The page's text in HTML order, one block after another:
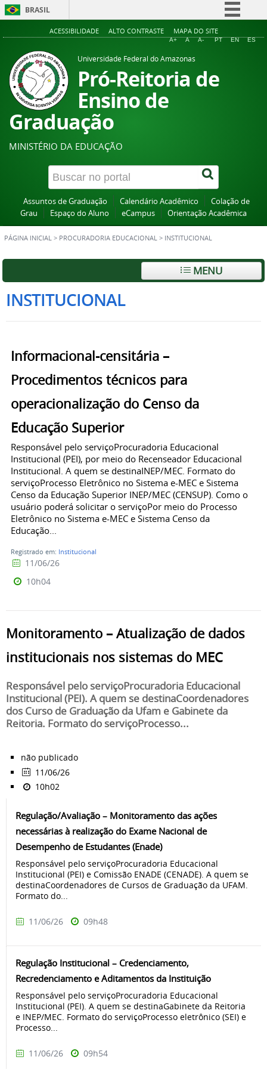
BRASIL
Simplifique!
Acesso à informação
ACESSIBILIDADE ALTO CONTRASTE MAPA DO SITE
A+ A A- PT EN ES
Universidade Federal do Amazonas
Pró-Reitoria de
Ensino de
Graduação
MINISTÉRIO DA EDUCAÇÃO
Assuntos de Graduação Calendário Acadêmico
Colação de
Grau
Espaço do Aluno eCampus Orientação Acadêmica
PÁGINA INICIAL > PROCURADORIA EDUCACIONAL > INSTITUCIONAL
MENU
INSTITUCIONAL
Informacional-censitária –
Procedimentos técnicos para
operacionalização do Censo da
Educação Superior
Responsável pelo serviçoProcuradoria Educacional
Institucional (PEI), por meio do Recenseador Educacional
Institucional. A quem se destinaINEP/MEC. Formato do
serviçoProcesso Eletrônico no Sistema e-MEC e Sistema
Censo da Educação Superior INEP/MEC (CENSUP). Como o
usuário poderá solicitar o serviçoPor meio do Processo
Eletrônico no Sistema e-MEC e Sistema Censo da
Educação...
Registrado em: Institucional
11/06/26
10h04
Monitoramento – Atualização de dados
institucionais nos sistemas do MEC
Responsável pelo serviçoProcuradoria Educacional
Institucional (PEI). A quem se destinaCoordenadores
dos Curso de Graduação da Ufam e Gabinete da
Reitoria. Formato do serviçoProcesso...
não publicado
11/06/26
10h02
Regulação/Avaliação – Monitoramento das ações
necessárias à realização do Exame Nacional de
Desempenho de Estudantes (Enade)
Responsável pelo serviçoProcuradoria Educacional
Institucional (PEI) e Comissão ENADE (CENADE). A quem se
destinaCoordenadores de Cursos de Graduação da UFAM.
Formato do...
11/06/26 09h48
Regulação Institucional – Credenciamento,
Recredenciamento e Aditamentos da Instituição
Responsável pelo serviçoProcuradoria Educacional
Institucional (PEI). A quem se destinaGabinete da Reitoria
e INEP/MEC. Formato do serviçoProcesso eletrônico (SEI) e
Processo...
11/06/26 09h54